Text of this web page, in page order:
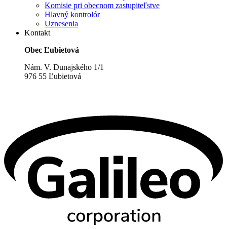
Komisie pri obecnom zastupiteľstve
Hlavný kontrolór
Uznesenia
Kontakt
Obec Ľubietová
Nám. V. Dunajského 1/1
976 55 Ľubietová